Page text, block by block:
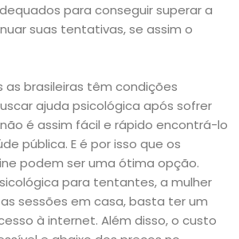
para conseguir superar a
suas tentativas, se assim o
as brasileiras têm condições
ajuda psicológica após sofrer
é assim fácil e rápido encontrá-lo
pública. E é por isso que os
podem ser uma ótima opção.
para tentantes, a mulher
sessões em casa, basta ter um
à internet. Além disso, o custo